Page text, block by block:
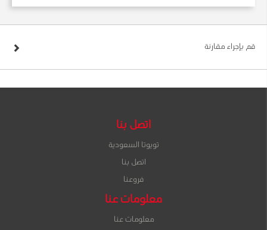
قم بإجراء مقارنة
اتصل بنا
تويوتا السعودية
اتصل بنا
فروعنا
معلومات عنا
معلومات عنا